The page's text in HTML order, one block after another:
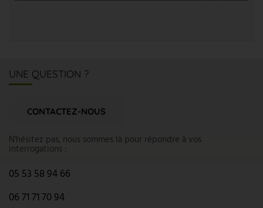
UNE QUESTION ?
CONTACTEZ-NOUS
N'hésitez pas, nous sommes là pour répondre à vos
interrogations :
05 53 58 94 66
06 71 71 70 94